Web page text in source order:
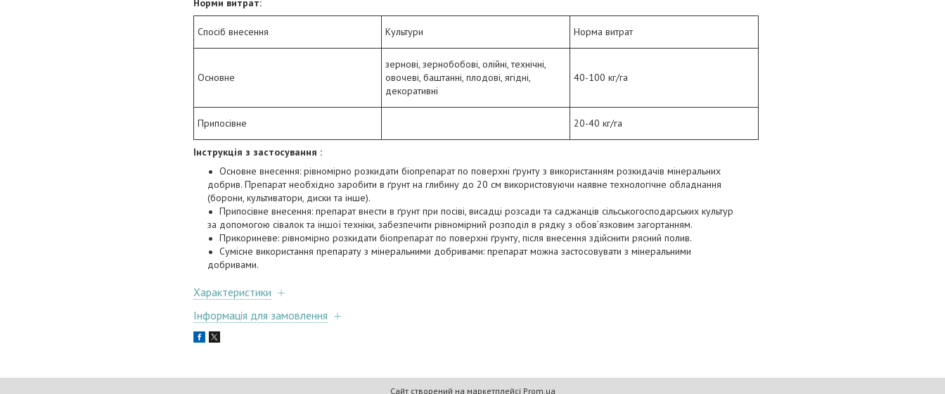
Норми витрат:
Спосіб внесення Культури Норма витрат
Основне
зернові, зернобобові, олійні, технічні,
овочеві, баштанні, плодові, ягідні,
декоративні
40-100 кг/га
Припосівне 20-40 кг/га
Інструкція з застосування :
Основне внесення: рівномірно розкидати біопрепарат по поверхні ґрунту з використанням розкидачів мінеральних
добрив. Препарат необхідно заробити в ґрунт на глибину до 20 см використовуючи наявне технологічне обладнання
(борони, культиватори, диски та інше).
Припосівне внесення: препарат внести в ґрунт при посіві, висадці розсади та саджанців сільськогосподарських культур
за допомогою сівалок та іншої техніки, забезпечити рівномірний розподіл в рядку з обов’язковим загортанням.
Прикориневе: рівномірно розкидати біопрепарат по поверхні ґрунту, після внесення здійснити рясний полив.
Сумісне використання препарату з мінеральними добривами: препарат можна застосовувати з мінеральними
добривами.
Характеристики
Інформація для замовлення
Сайт створений на маркетплейсі Prom.ua